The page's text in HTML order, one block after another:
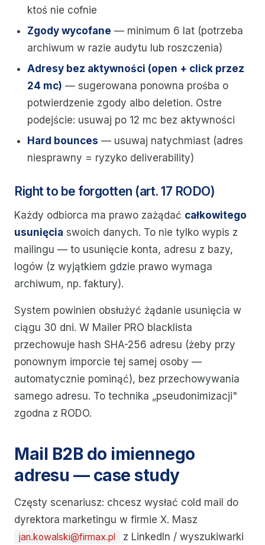
ktoś nie cofnie
Zgody wycofane — minimum 6 lat (potrzeba
archiwum w razie audytu lub roszczenia)
Adresy bez aktywności (open + click przez
24 mc) — sugerowana ponowna prośba o
potwierdzenie zgody albo deletion. Ostre
podejście: usuwaj po 12 mc bez aktywności
Hard bounces — usuwaj natychmiast (adres
niesprawny = ryzyko deliverability)
Right to be forgotten (art. 17 RODO)
Każdy odbiorca ma prawo zażądać całkowitego
usunięcia swoich danych. To nie tylko wypis z
mailingu — to usunięcie konta, adresu z bazy,
logów (z wyjątkiem gdzie prawo wymaga
archiwum, np. faktury).
System powinien obsłużyć żądanie usunięcia w
ciągu 30 dni. W Mailer PRO blacklista
przechowuje hash SHA-256 adresu (żeby przy
ponownym imporcie tej samej osoby —
automatycznie pominąć), bez przechowywania
samego adresu. To technika „pseudonimizacji"
zgodna z RODO.
Mail B2B do imiennego
adresu — case study
Częsty scenariusz: chcesz wysłać cold mail do
dyrektora marketingu w firmie X. Masz
jan.kowalski@firmax.pl
z LinkedIn / wyszukiwarki